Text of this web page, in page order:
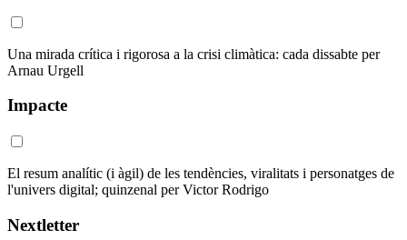
Una mirada crítica i rigorosa a la crisi climàtica: cada dissabte per
Arnau Urgell
Impacte
El resum analític (i àgil) de les tendències, viralitats i personatges de
l'univers digital; quinzenal per Victor Rodrigo
Nextletter